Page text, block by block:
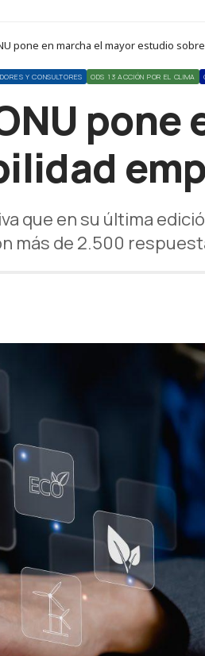
pone en marcha el mayor estudio
Y CONSULTORES ODS 13 ACCIÓN POR EL CLIMA
pone
que en su última
más de 2.500